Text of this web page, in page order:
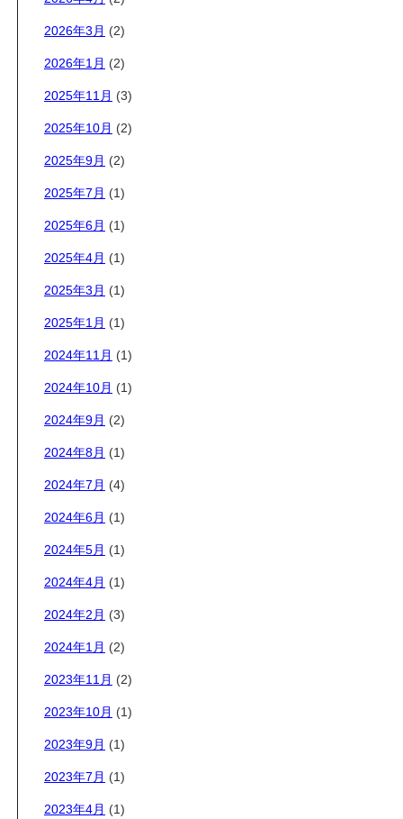
2026年3月 (2)
2026年1月 (2)
2025年11月 (3)
2025年10月 (2)
2025年9月 (2)
2025年7月 (1)
2025年6月 (1)
2025年4月 (1)
2025年3月 (1)
2025年1月 (1)
2024年11月 (1)
2024年10月 (1)
2024年9月 (2)
2024年8月 (1)
2024年7月 (4)
2024年6月 (1)
2024年5月 (1)
2024年4月 (1)
2024年2月 (3)
2024年1月 (2)
2023年11月 (2)
2023年10月 (1)
2023年9月 (1)
2023年7月 (1)
2023年4月 (1)